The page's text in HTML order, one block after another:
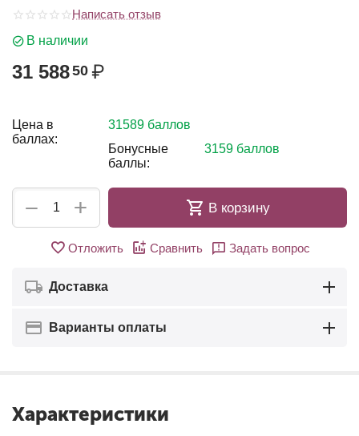
Написать отзыв
В наличии
31 58850 ₽
Цена в
баллах:
31589 баллов
Бонусные
баллы:
3159 баллов
+
− В корзину
Отложить Сравнить Задать вопрос
Доставка
Варианты оплаты
Характеристики